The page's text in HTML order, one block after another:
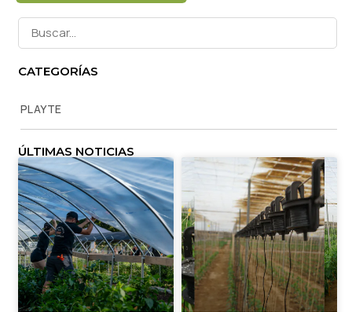
CATEGORÍAS
PLAYTE
ÚLTIMAS NOTICIAS